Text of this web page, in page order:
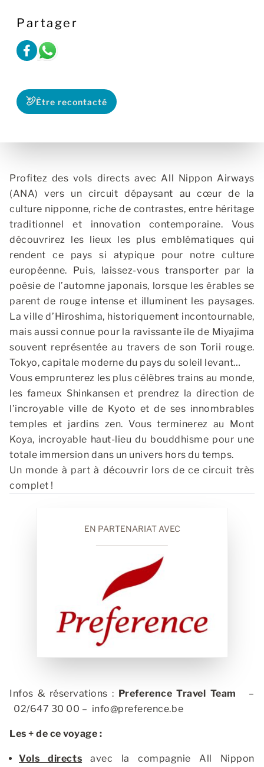
Partager
Être recontacté
Profitez des vols directs avec All Nippon Airways
(ANA) vers un circuit dépaysant au cœur de la
culture nipponne, riche de contrastes, entre héritage
traditionnel et innovation contemporaine. Vous
découvrirez les lieux les plus emblématiques qui
rendent ce pays si atypique pour notre culture
européenne. Puis, laissez-vous transporter par la
poésie de l’automne japonais, lorsque les érables se
parent de rouge intense et illuminent les paysages.
La ville d’Hiroshima, historiquement incontournable,
mais aussi connue pour la ravissante île de Miyajima
souvent représentée au travers de son Torii rouge.
Tokyo, capitale moderne du pays du soleil levant…
Vous emprunterez les plus célèbres trains au monde,
les fameux Shinkansen et prendrez la direction de
l’incroyable ville de Kyoto et de ses innombrables
temples et jardins zen. Vous terminerez au Mont
Koya, incroyable haut-lieu du bouddhisme pour une
totale immersion dans un univers hors du temps.
Un monde à part à découvrir lors de ce circuit très
complet !
EN PARTENARIAT AVEC
Infos & réservations : Preference Travel Team –
02/647 30 00 – info@preference.be
Les + de ce voyage :
Vols directs avec la compagnie All Nippon